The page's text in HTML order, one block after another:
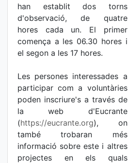
han establit dos torns
d'observació, de quatre
hores cada un. El primer
comença a les 06.30 hores i
el segon a les 17 hores.
Les persones interessades a
participar com a voluntàries
poden inscriure's a través de
la web d'Eucrante
(https://eucrante.org), on
també trobaran més
informació sobre este i altres
projectes en els quals